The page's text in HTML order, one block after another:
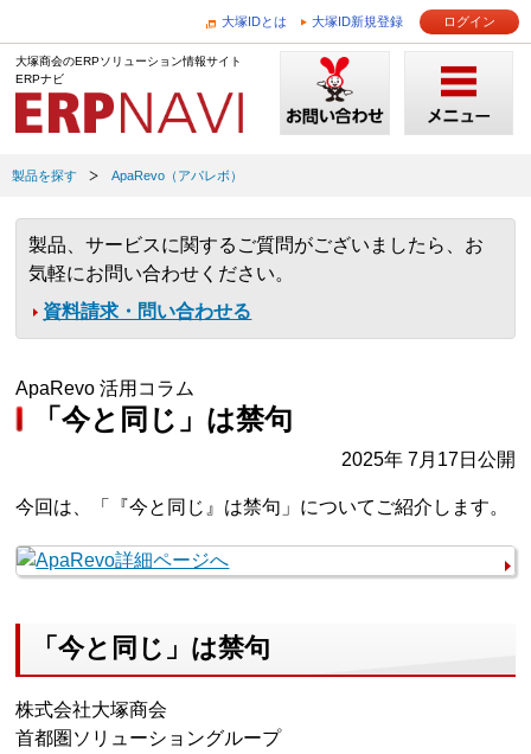
大塚IDとは 大塚ID新規登録 ログイン
大塚商会のERPソリューション情報サイト
ERPナビ
製品を探す ApaRevo（アパレボ）
製品、サービスに関するご質問がございましたら、お
気軽にお問い合わせください。
資料請求・問い合わせる
ApaRevo 活用コラム
「今と同じ」は禁句
2025年 7月17日公開
今回は、「『今と同じ』は禁句」についてご紹介します。
「今と同じ」は禁句
株式会社大塚商会
首都圏ソリューショングループ